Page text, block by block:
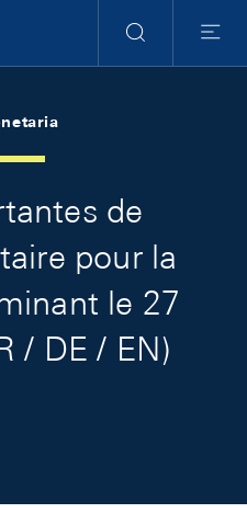
Ricerca
Menu
de
pour la
le 27
/ DE / EN)